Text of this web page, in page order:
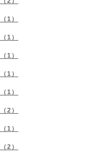
1）
1）
1）
1）
1）
2）
1）
2）